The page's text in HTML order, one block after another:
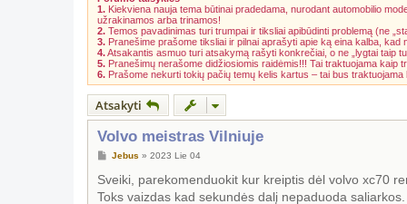
1. Kiekviena nauja tema būtinai pradedama, nurodant automobilio
užrakinamos arba trinamos!
2. Temos pavadinimas turi trumpai ir tiksliai apibūdinti problemą (ne
3. Pranešime prašome tiksliai ir pilnai aprašyti apie ką eina kalba,
4.Atsakantis asmuo turi atsakymą rašyti konkrečiai, o ne „lygtai taip
5. Pranešimų nerašome didžiosiomis raidėmis!!! Tai traktuojama kaip
6. Prašome nekurti tokių pačių temų kelis kartus – tai bus
Atsakyti
Volvo meistras Vilniuje
S
a
n
d
Jebus » 2023 Lie 04
Sveiki, parekomenduokit kur kreiptis dėl volvo xc70
Toks vaizdas kad sekundės dalį nepaduoda saliarkos.